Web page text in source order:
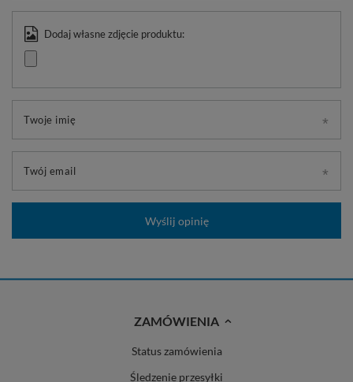
Dodaj własne zdjęcie produktu:
Twoje imię
Twój email
Wyślij opinię
ZAMÓWIENIA
Status zamówienia
Śledzenie przesyłki